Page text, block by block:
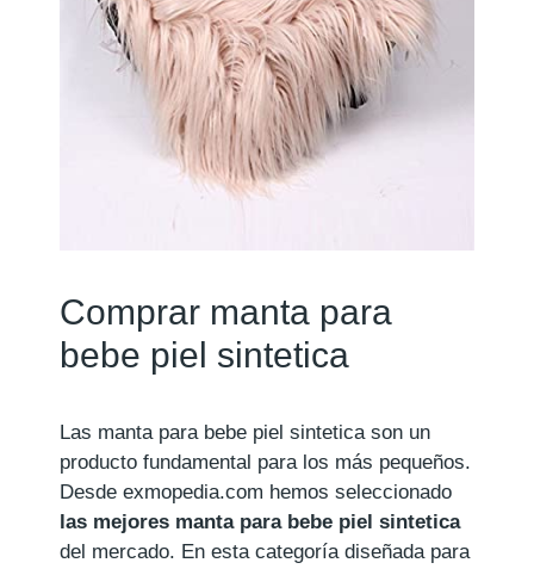
Comprar manta para
bebe piel sintetica
Las manta para bebe piel sintetica son un
producto fundamental para los más pequeños.
Desde exmopedia.com hemos seleccionado
las mejores manta para bebe piel sintetica
del mercado. En esta categoría diseñada para